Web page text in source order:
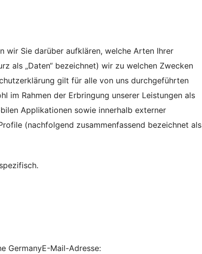
wir Sie darüber aufklären, welche Arten Ihrer
als „Daten“ bezeichnet) wir zu welchen Zwecken
gilt für alle von uns durchgeführten
im Rahmen der Erbringung unserer Leistungen als
Applikationen sowie innerhalb externer
(nachfolgend zusammenfassend bezeichnet als
GermanyE-Mail-Adresse: